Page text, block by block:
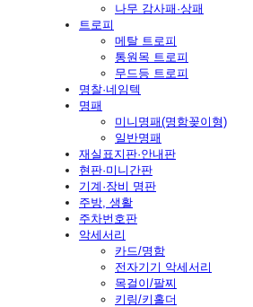
나무 감사패·상패
트로피
메탈 트로피
통원목 트로피
무드등 트로피
명찰·네임텍
명패
미니명패(명함꽂이형)
일반명패
재실표지판·안내판
현판·미니간판
기계·장비 명판
주방, 생활
주차번호판
악세서리
카드/명함
전자기기 악세서리
목걸이/팔찌
키링/키홀더